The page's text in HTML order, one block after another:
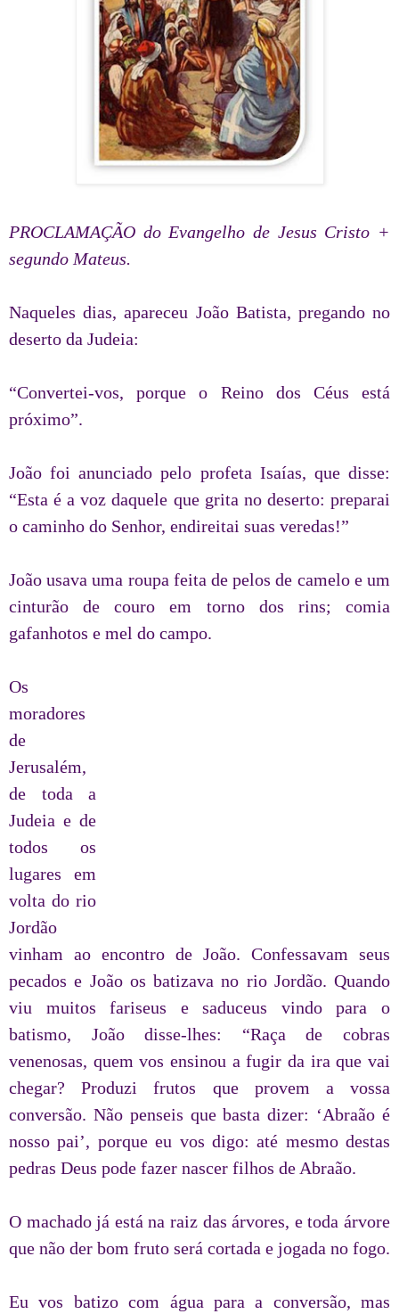
PROCLAMAÇÃO do Evangelho de Jesus Cristo +
segundo Mateus.
Naqueles dias, apareceu João Batista, pregando no
deserto da Judeia:
“Convertei-vos, porque o Reino dos Céus está
próximo”.
João foi anunciado pelo profeta Isaías, que disse:
“Esta é a voz daquele que grita no deserto: preparai
o caminho do Senhor, endireitai suas veredas!”
João usava uma roupa feita de pelos de camelo e um
cinturão de couro em torno dos rins; comia
gafanhotos e mel do campo.
Os
moradores
de
Jerusalém,
de toda a
Judeia e de
todos os
lugares em
volta do rio
Jordão
vinham ao encontro de João. Confessavam seus
pecados e João os batizava no rio Jordão. Quando
viu muitos fariseus e saduceus vindo para o
batismo, João disse-lhes: “Raça de cobras
venenosas, quem vos ensinou a fugir da ira que vai
chegar? Produzi frutos que provem a vossa
conversão. Não penseis que basta dizer: ‘Abraão é
nosso pai’, porque eu vos digo: até mesmo destas
pedras Deus pode fazer nascer filhos de Abraão.
O machado já está na raiz das árvores, e toda árvore
que não der bom fruto será cortada e jogada no fogo.
Eu vos batizo com água para a conversão, mas